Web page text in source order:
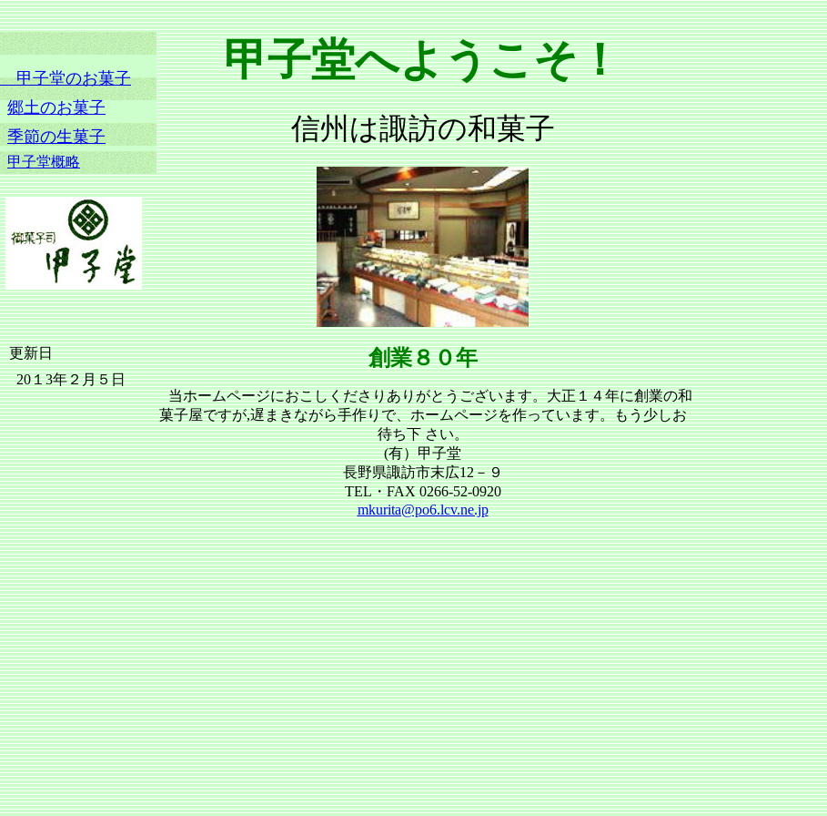
甲子堂へようこそ！
信州は諏訪の和菓子
創業８０年
当ホームページにおこしくださりありがとうございます。大正１４年に創業の和
菓子屋ですが,遅まきながら手作りで、ホームページを作っています。もう少しお
待ち下 さい。
(有）甲子堂
長野県諏訪市末広12－９
TEL・FAX 0266-52-0920
mkurita@po6.lcv.ne.jp
甲子堂のお菓子
郷土のお菓子
季節の生菓子
甲子堂概略
20１3年２月５日
更新日